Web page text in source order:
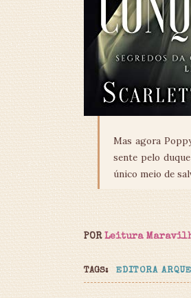
Mas agora
sente pelo
único meio de
POR Leitura
TAGS: EDITORA